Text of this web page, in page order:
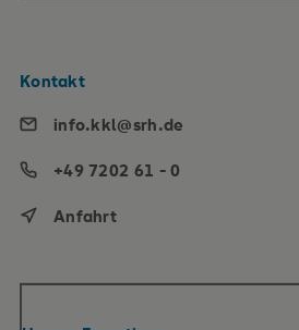
Kontakt
info.kkl@srh.de
+49 7202 61 - 0
Anfahrt